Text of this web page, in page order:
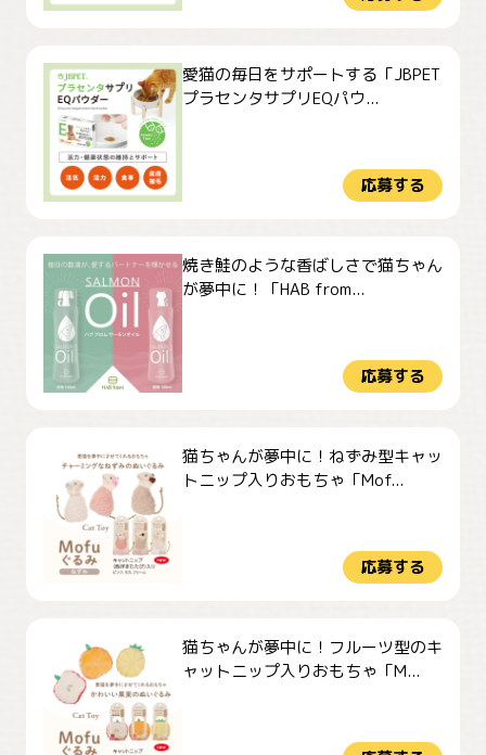
愛猫の毎日をサポートする「JBPET
プラセンタサプリEQパウ...
応募する
焼き鮭のような香ばしさで猫ちゃん
が夢中に！「HAB from...
応募する
猫ちゃんが夢中に！ねずみ型キャッ
トニップ入りおもちゃ「Mof...
応募する
猫ちゃんが夢中に！フルーツ型のキ
ャットニップ入りおもちゃ「M...